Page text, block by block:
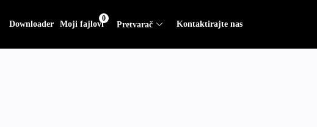
Downloader Moji fajlovi
0
Pretvarač Kontaktirajte nas